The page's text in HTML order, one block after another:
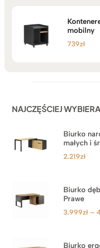
mobilny
739zł
NAJCZĘŚCIEJ
Biurko
małych i
2.219zł
Biurko
Prawe
3.999zł –
Biurko